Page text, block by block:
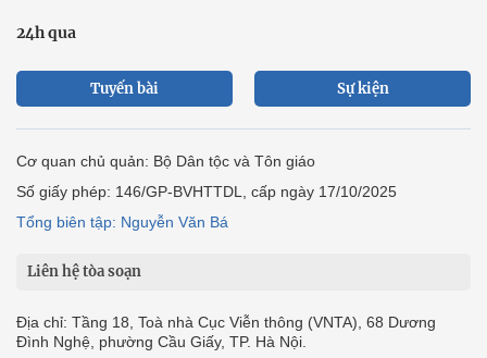
24h qua
Tuyến bài Sự kiện
Cơ quan chủ quản: Bộ Dân tộc và Tôn giáo
Số giấy phép: 146/GP-BVHTTDL, cấp ngày 17/10/2025
Tổng biên tập: Nguyễn Văn Bá
Liên hệ tòa soạn
Địa chỉ: Tầng 18, Toà nhà Cục Viễn thông (VNTA), 68 Dương
Đình Nghệ, phường Cầu Giấy, TP. Hà Nội.